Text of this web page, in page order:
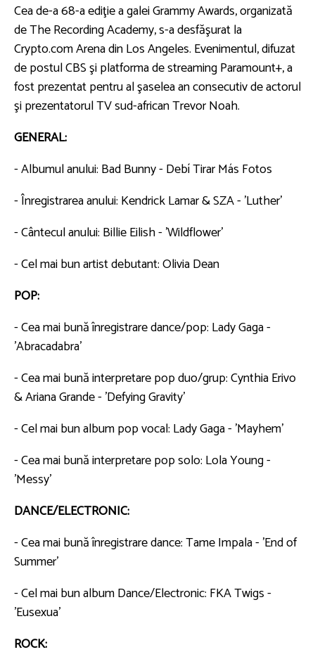
Cea de-a 68-a ediţie a galei Grammy Awards, organizată
de The Recording Academy, s-a desfăşurat la
Crypto.com Arena din Los Angeles. Evenimentul, difuzat
de postul CBS şi platforma de streaming Paramount+, a
fost prezentat pentru al şaselea an consecutiv de actorul
şi prezentatorul TV sud-african Trevor Noah.
GENERAL:
- Albumul anului: Bad Bunny - Debí Tirar Más Fotos
- Înregistrarea anului: Kendrick Lamar & SZA - 'Luther'
- Cântecul anului: Billie Eilish - 'Wildflower'
- Cel mai bun artist debutant: Olivia Dean
POP:
- Cea mai bună înregistrare dance/pop: Lady Gaga -
'Abracadabra'
- Cea mai bună interpretare pop duo/grup: Cynthia Erivo
& Ariana Grande - 'Defying Gravity'
- Cel mai bun album pop vocal: Lady Gaga - 'Mayhem'
- Cea mai bună interpretare pop solo: Lola Young -
'Messy'
DANCE/ELECTRONIC:
- Cea mai bună înregistrare dance: Tame Impala - 'End of
Summer'
- Cel mai bun album Dance/Electronic: FKA Twigs -
'Eusexua'
ROCK: